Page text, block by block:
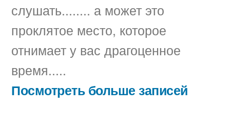
слушать........ а может это
проклятое место, которое
отнимает у вас драгоценное
время.....
Посмотреть больше записей